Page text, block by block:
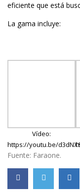
eficiente que está
La gama incluye:
Vídeo:
https://youtu.be/
Fuente: Faraone.